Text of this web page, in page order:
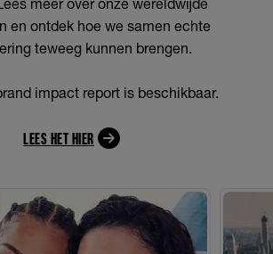
en ontdek hoe we samen echte
teweeg kunnen brengen.
impact report is beschikbaar.
LEES HET HIER